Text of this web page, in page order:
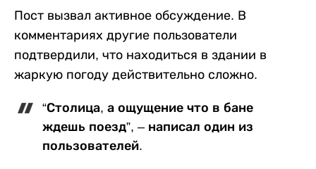
Пост вызвал активное обсуждение. В
комментариях другие пользователи
подтвердили, что находиться в здании в
жаркую погоду действительно сложно.
“Столица, а ощущение что в бане
ждешь поезд”, – написал один из
пользователей.